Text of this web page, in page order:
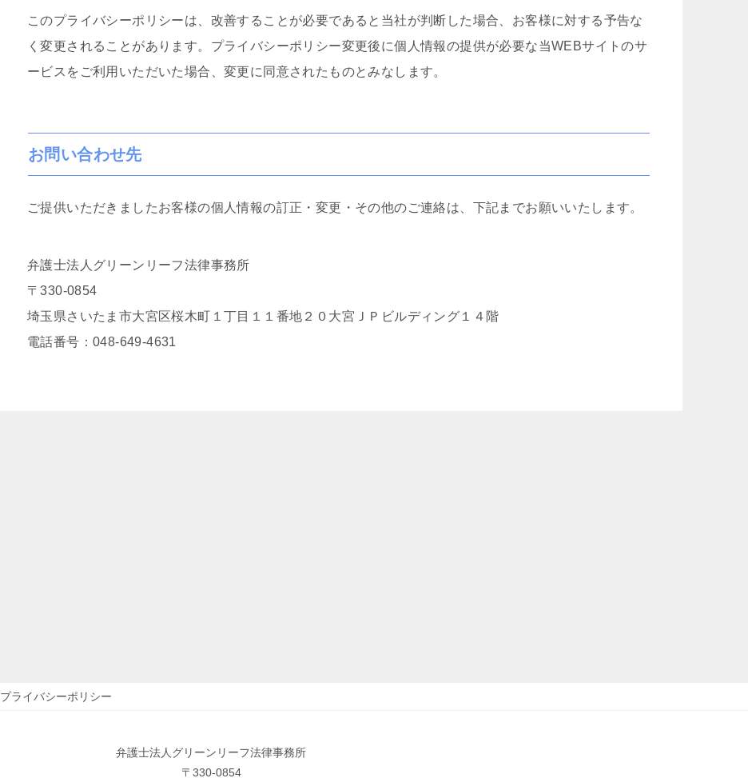
このプライバシーポリシーは、改善することが必要であると当社が判断した場合、お客様に対する予告な
く変更されることがあります。プライバシーポリシー変更後に個人情報の提供が必要な当WEBサイトのサ
ービスをご利用いただいた場合、変更に同意されたものとみなします。
お問い合わせ先
ご提供いただきましたお客様の個人情報の訂正・変更・その他のご連絡は、下記までお願いいたします。
弁護士法人グリーンリーフ法律事務所
〒330-0854
埼玉県さいたま市大宮区桜木町１丁目１１番地２０大宮ＪＰビルディング１４階
電話番号：048-649-4631
プライバシーポリシー
弁護士法人グリーンリーフ法律事務所
〒330-0854